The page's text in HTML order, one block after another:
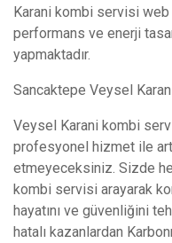
Karani kombi servisi
performans ve enerji
yapmaktadır.
Sancaktepe Veysel
Veysel Karani kombi
profesyonel hizmet ile
etmeyeceksiniz. Sizde
kombi servisi arayarak
hayatını ve güvenliğini
hatalı kazanlardan